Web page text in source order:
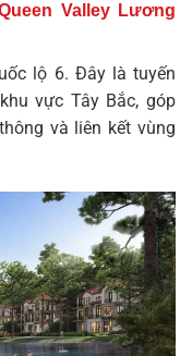
Valley Lương
lộ 6. Đây là tuyến
vực Tây Bắc, góp
và liên kết vùng